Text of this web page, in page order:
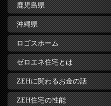
鹿児島県
沖縄県
ロゴスホーム
ゼロエネ住宅とは
ZEHに関わるお金の話
ZEH住宅の性能